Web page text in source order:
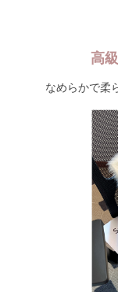
高
なめらかで柔